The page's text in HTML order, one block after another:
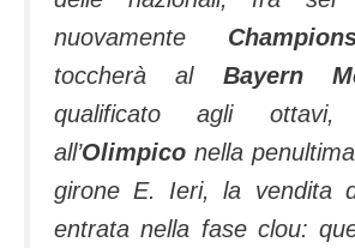
nuovamente
toccherà al Bayern
qualificato agli ottavi,
all’Olimpico nella
girone E. Ieri, la vendita
entrata nella fase clou: